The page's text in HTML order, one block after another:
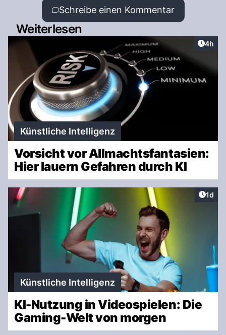
Schreibe einen Kommentar
Weiterlesen
4h
Künstliche Intelligenz
Vorsicht vor Allmachtsfantasien:
Hier lauern Gefahren durch KI
1d
Künstliche Intelligenz
KI-Nutzung in Videospielen: Die
Gaming-Welt von morgen